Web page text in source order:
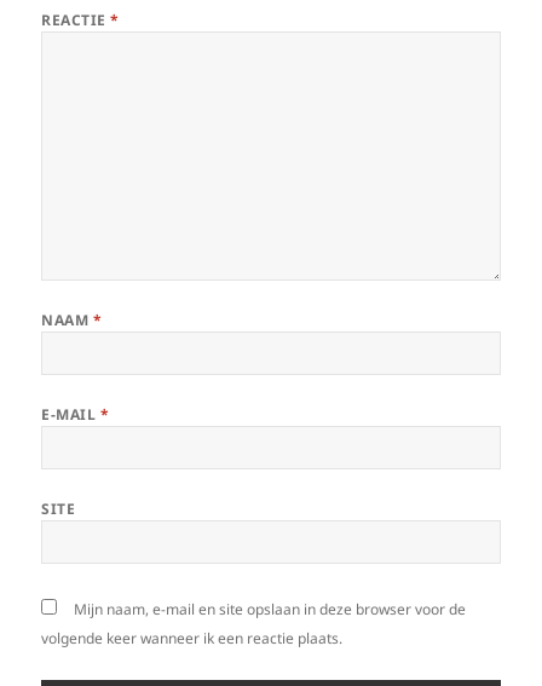
REACTIE*
NAAM *
E-MAIL *
SITE
Mijn naam, e-mail en site opslaan in deze browser voor de
volgende keer wanneer ik een reactie plaats.